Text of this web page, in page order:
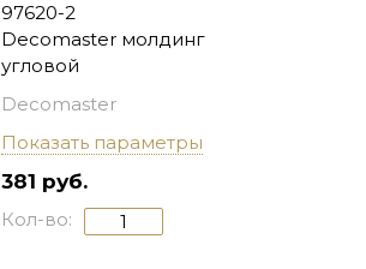
97620-2
Decomaster молдинг
угловой
Decomaster
Показать параметры
381 руб.
Кол-во: